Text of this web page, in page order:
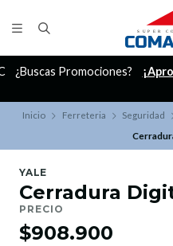
¿Buscas Promociones?
Inicio Ferreteria Seguridad
YALE
Cerradura
PRECIO
$908.900